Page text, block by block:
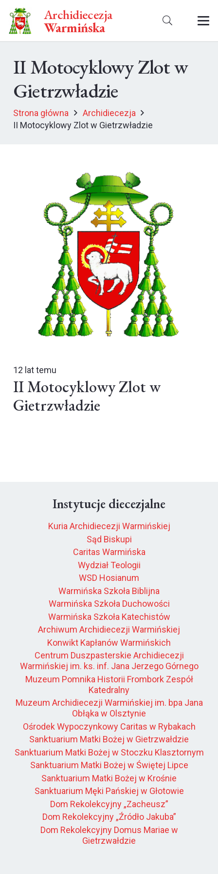
Archidiecezja
Warmińska
II Motocyklowy Zlot w
Gietrzwładzie
Strona główna
Archidiecezja
II Motocyklowy Zlot w Gietrzwładzie
12 lat temu
II Motocyklowy Zlot w
Gietrzwładzie
Instytucje diecezjalne
Kuria Archidiecezji Warmińskiej
Sąd Biskupi
Caritas Warmińska
Wydział Teologii
WSD Hosianum
Warmińska Szkoła Biblijna
Warmińska Szkoła Duchowości
Warmińska Szkoła Katechistów
Archiwum Archidiecezji Warmińskiej
Konwikt Kapłanów Warmińskich
Centrum Duszpasterskie Archidiecezji
Warmińskiej im. ks. inf. Jana Jerzego Górnego
Muzeum Pomnika Historii Frombork Zespół
Katedralny
Muzeum Archidiecezji Warmińskiej im. bpa Jana
Obłąka w Olsztynie
Ośrodek Wypoczynkowy Caritas w Rybakach
Sanktuarium Matki Bożej w Gietrzwałdzie
Sanktuarium Matki Bożej w Stoczku Klasztornym
Sanktuarium Matki Bożej w Świętej Lipce
Sanktuarium Matki Bożej w Krośnie
Sanktuarium Męki Pańskiej w Głotowie
Dom Rekolekcyjny „Zacheusz”
Dom Rekolekcyjny „Źródło Jakuba”
Dom Rekolekcyjny Domus Mariae w
Gietrzwałdzie